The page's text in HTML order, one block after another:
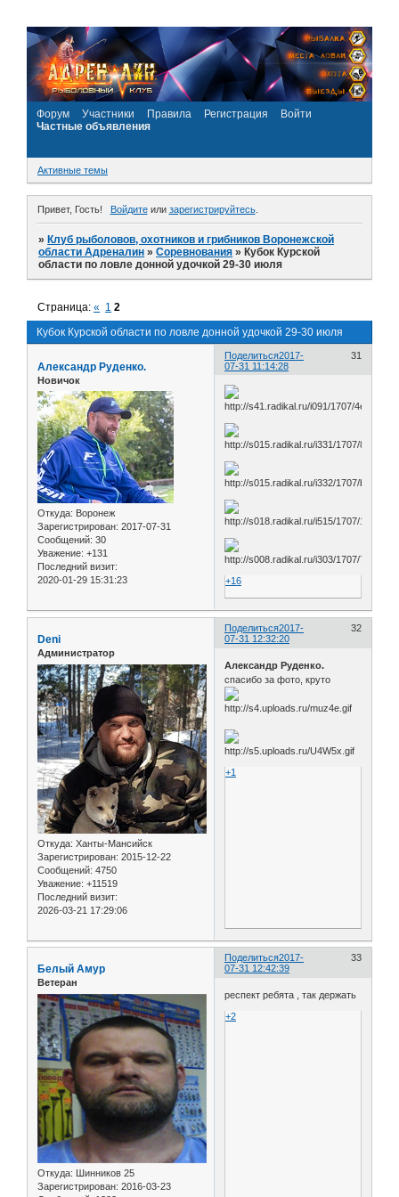
Форум Участники Правила Регистрация
Войти
Частные объявления
Активные темы
Привет, Гость! Войдитеили зарегистрируйтесь.
»Клуб рыболовов, охотников и грибников Воронежской
области Адреналин »Соревнования »Кубок Курской
области по ловле донной удочкой 29-30 июля
Кубок Курской области по ловле донной удочкой 29-30 июля
Страница:« 1 2
Поделиться 31
2017-
07-31 11:14:28
Александр Руденко.
Новичок
Откуда: Воронеж
Зарегистрирован: 2017-07-31
Сообщений: 30
Уважение: +131
Последний визит:
2020-01-29 15:31:23
+16
Поделиться 32
2017-
07-31 12:32:20
Deni
Администратор
Откуда: Ханты-Мансийск
Зарегистрирован: 2015-12-22
Сообщений: 4750
Уважение: +11519
Последний визит:
2026-03-21 17:29:06
Александр Руденко.
спасибо за фото, круто
+1
Поделиться 33
2017-
07-31 12:42:39
Белый Амур
Ветеран
Откуда: Шинников 25
Зарегистрирован: 2016-03-23
респект ребята , так держать
+2